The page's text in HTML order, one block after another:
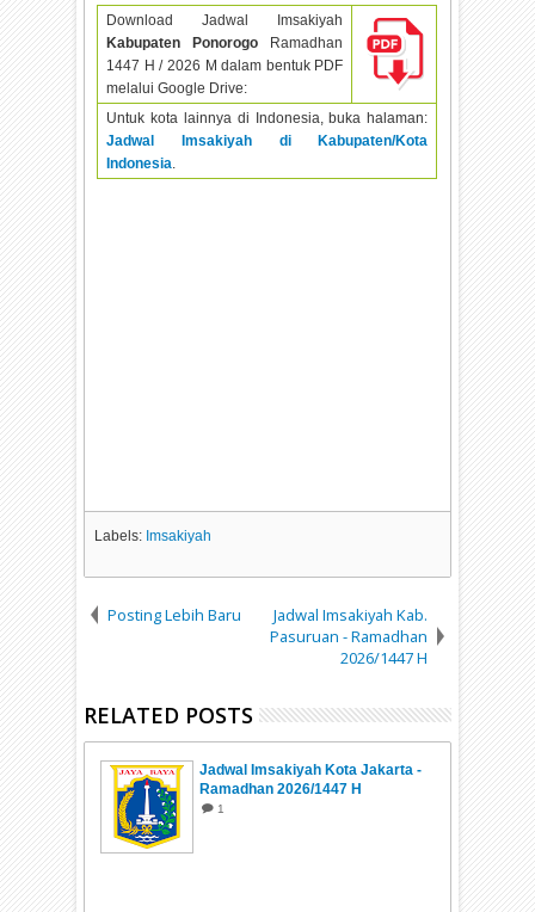
Download Jadwal Imsakiyah
Kabupaten Ponorogo Ramadhan
1447 H / 2026 M dalam bentuk PDF
melalui Google Drive:
Untuk kota lainnya di Indonesia, buka halaman:
Jadwal Imsakiyah di Kabupaten/Kota
Indonesia
Labels: Imsakiyah
Posting Lebih Baru
Jadwal Imsakiyah Kab.
Pasuruan - Ramadhan
2026/1447 H
RELATED POSTS
Jadwal Imsakiyah Kota Jakarta -
Ramadhan 2026/1447 H
1